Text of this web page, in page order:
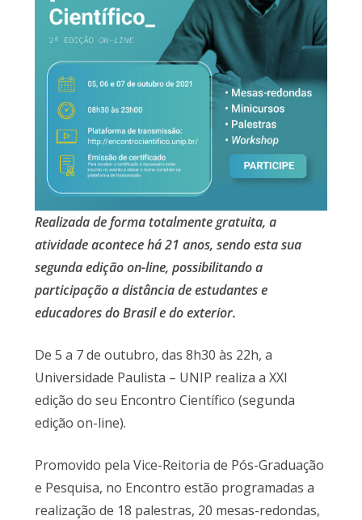
Realizada de forma totalmente gratuita, a
atividade acontece há 21 anos, sendo esta sua
segunda edição on-line, possibilitando a
participação a distância de estudantes e
educadores do Brasil e do exterior.
De 5 a 7 de outubro, das 8h30 às 22h, a
Universidade Paulista – UNIP realiza a XXI
edição do seu Encontro Científico (segunda
edição on-line).
Promovido pela Vice-Reitoria de Pós-Graduação
e Pesquisa, no Encontro estão programadas a
realização de 18 palestras, 20 mesas-redondas,